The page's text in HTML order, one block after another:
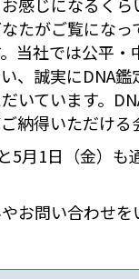
たがご覧にな
当社では公平
、誠実にDNA
いています。
納得いただける
5月1日（金）も
お問い合わせを